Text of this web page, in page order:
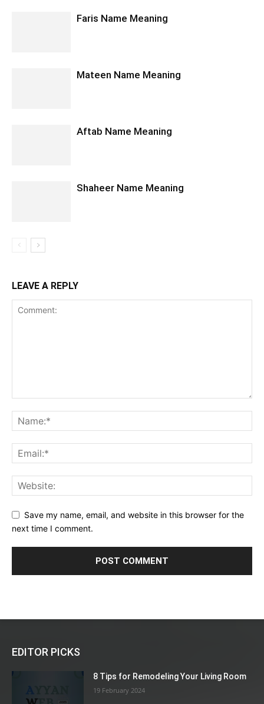
Faris Name Meaning
Mateen Name Meaning
Aftab Name Meaning
Shaheer Name Meaning
LEAVE A REPLY
Save my name, email, and website in this browser for the
next time I comment.
EDITOR PICKS
8 Tips for Remodeling Your Living Room
19 February 2024